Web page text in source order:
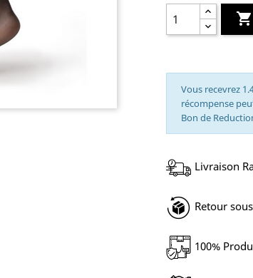

Vous recevrez
récompense
Bon de
Livraison
Retour
100%